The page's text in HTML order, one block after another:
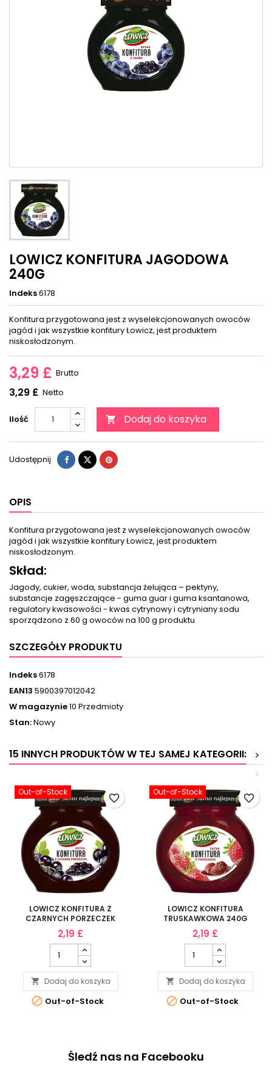
LOWICZ KONFITURA JAGODOWA
240G
Indeks6178
Konfitura przygotowana jest z wyselekcjonowanych owoców
jagód i jak wszystkie konfitury Łowicz, jest produktem
niskosłodzonym.
3,29 £ Brutto
3,29 £ Netto
Ilość  Dodaj do koszyka
Udostępnij
OPIS
Konfitura przygotowana jest z wyselekcjonowanych owoców
jagód i jak wszystkie konfitury Łowicz, jest produktem
niskosłodzonym.
Skład:
Jagody, cukier, woda, substancja żelująca – pektyny,
substancje zagęszczające - guma guar i guma ksantanowa,
regulatory kwasowości - kwas cytrynowy i cytryniany sodu
sporządzono z 60 g owoców na 100 g produktu
SZCZEGÓŁY PRODUKTU
Indeks6178
EAN13 5900397012042
W magazynie10 Przedmioty
Stan:Nowy
15 INNYCH PRODUKTÓW W TEJ SAMEJ KATEGORII:
>
<
Out-of-Stock
LOWICZ KONFITURA Z
CZARNYCH PORZECZEK
240G
2,19 £
 Dodaj do koszyka
 Out-of-Stock
favorite_border
Out-of-Stock
LOWICZ KONFITURA
TRUSKAWKOWA 240G
2,19 £
 Dodaj do koszyka
 Out-of-Stock
favorite_border
Śledź nas na Facebooku